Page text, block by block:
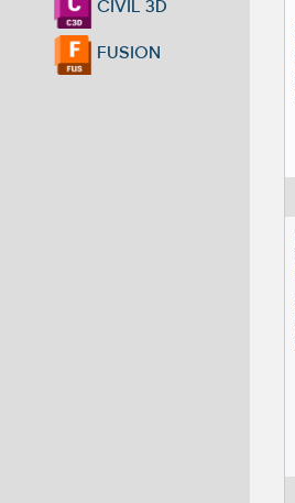
CIVIL 3D
FUSION